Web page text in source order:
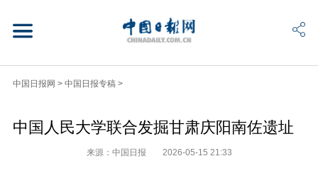
中国日报网 > 中国日报专稿 >
中国人民大学联合发掘甘肃庆阳南佐遗址
来源：中国日报 2026-05-15 21:33